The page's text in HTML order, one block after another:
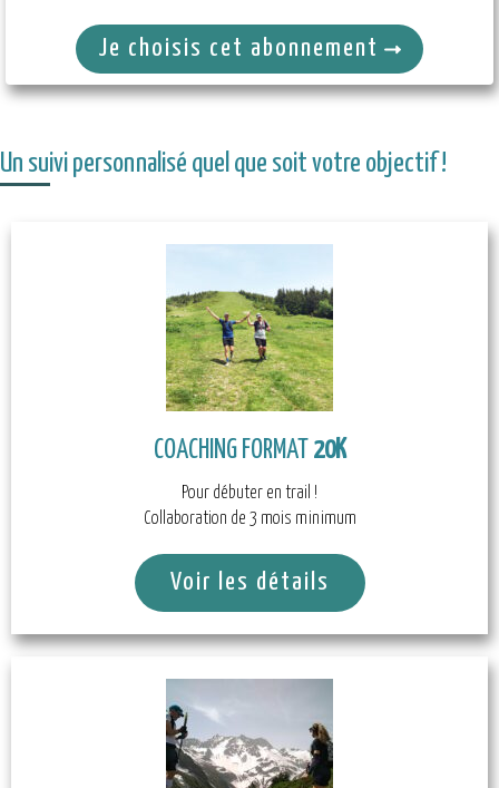
Je choisis cet abonnement
Un suivi personnalisé quel que soit votre objectif !
COACHING FORMAT 20K
Pour débuter en trail !
Collaboration de 3 mois minimum
Voir les détails